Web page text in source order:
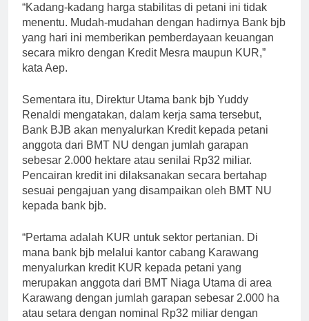
“Kadang-kadang harga stabilitas di petani ini tidak
menentu. Mudah-mudahan dengan hadirnya Bank bjb
yang hari ini memberikan pemberdayaan keuangan
secara mikro dengan Kredit Mesra maupun KUR,”
kata Aep.
Sementara itu, Direktur Utama bank bjb Yuddy
Renaldi mengatakan, dalam kerja sama tersebut,
Bank BJB akan menyalurkan Kredit kepada petani
anggota dari BMT NU dengan jumlah garapan
sebesar 2.000 hektare atau senilai Rp32 miliar.
Pencairan kredit ini dilaksanakan secara bertahap
sesuai pengajuan yang disampaikan oleh BMT NU
kepada bank bjb.
“Pertama adalah KUR untuk sektor pertanian. Di
mana bank bjb melalui kantor cabang Karawang
menyalurkan kredit KUR kepada petani yang
merupakan anggota dari BMT Niaga Utama di area
Karawang dengan jumlah garapan sebesar 2.000 ha
atau setara dengan nominal Rp32 miliar dengan